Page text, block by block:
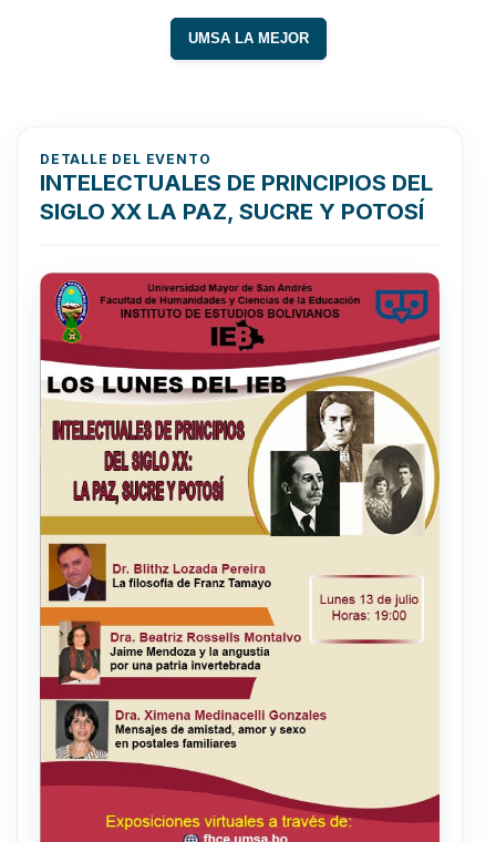
UMSA LA MEJOR
DETALLE DEL EVENTO
INTELECTUALES DE PRINCIPIOS DEL
SIGLO XX LA PAZ, SUCRE Y POTOSÍ